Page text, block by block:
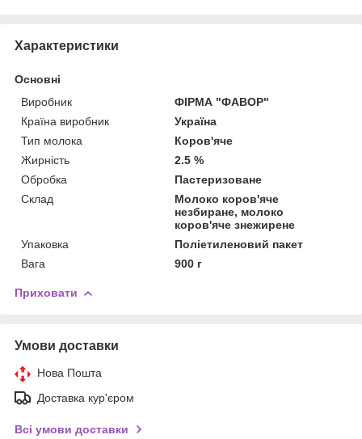
Характеристики
Основні
Виробник
ФІРМА "ФАВОР"
Країна виробник
Україна
Тип молока
Коров'яче
Жирність
2.5 %
Обробка
Пастеризоване
Склад
Молоко коров'яче
незбиране, молоко
коров'яче знежирене
Упаковка
Поліетиленовий пакет
Вага
900 г
Приховати
Умови доставки
Нова Пошта
Доставка кур'єром
Всі умови доставки